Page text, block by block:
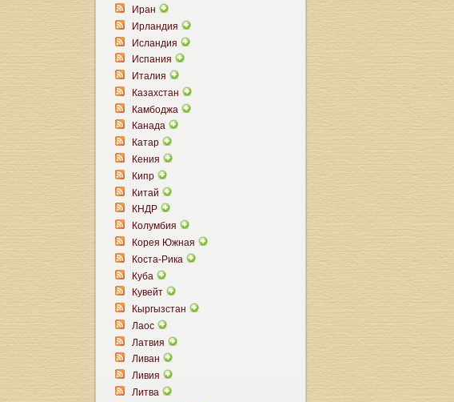
Иран
Ирландия
Исландия
Испания
Италия
Казахстан
Камбоджа
Канада
Катар
Кения
Кипр
Китай
КНДР
Колумбия
Корея Южная
Коста-Рика
Куба
Кувейт
Кыргызстан
Лаос
Латвия
Ливан
Ливия
Литва